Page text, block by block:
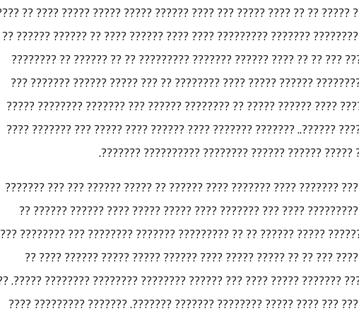
????? ???? ?? ??? ?? ?????? ????? ?? ?? ???? ????? ??? ???? ??????
?? ??????? ??????? ??? ???????? ??????? ????????? ???? ????
???? ?? ?????? ??????. ???? ???? ??? ?? ?? ???? ?????? ???????
??????? ???????? ?????? ?? ????????? ?????? ????? ???? ????????
??????.. ??? ?? ??? ??? ???? ????? ???? ?????? ????? ?? ????????
??????? ??????? ???? ???? ?????? ??????.. ??????? ??????? ????
?????? ?? ??? ????? ???? ?? ?? ????? ??????
???? ???? ????? ???? ?????? ???? ??????? ???? ??????? ???? ??????
???? ???? ????? ???? ??????? ????????? ???? ??? ??????? ????
??????? ??? ?????????. ?? ?? ?????? ????? ?????? ?? ?? ?????????
?? ?????? ?? ?????? ????? ??????? ??? ?? ?? ????? ????? ????
????? ????? ?????? ???? ??????? ????? ???? ??? ??????
??? ???? ???? ?????? ???? ?????? ??? ???? ????? ???????? ???????